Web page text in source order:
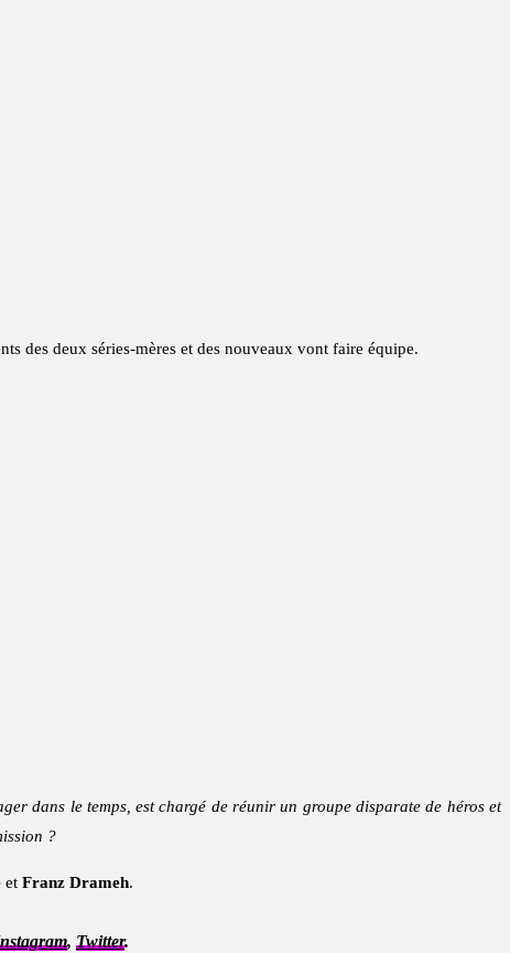
des deux séries-mères et des nouveaux vont faire équipe.
dans le temps, est chargé de réunir un groupe disparate de héros et
?
et Franz Drameh.
, Twitter.